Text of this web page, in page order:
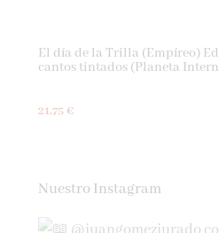
El día de la Trilla (Empíreo)
cantos tintados (Planeta
21,75 €
Nuestro Instagram